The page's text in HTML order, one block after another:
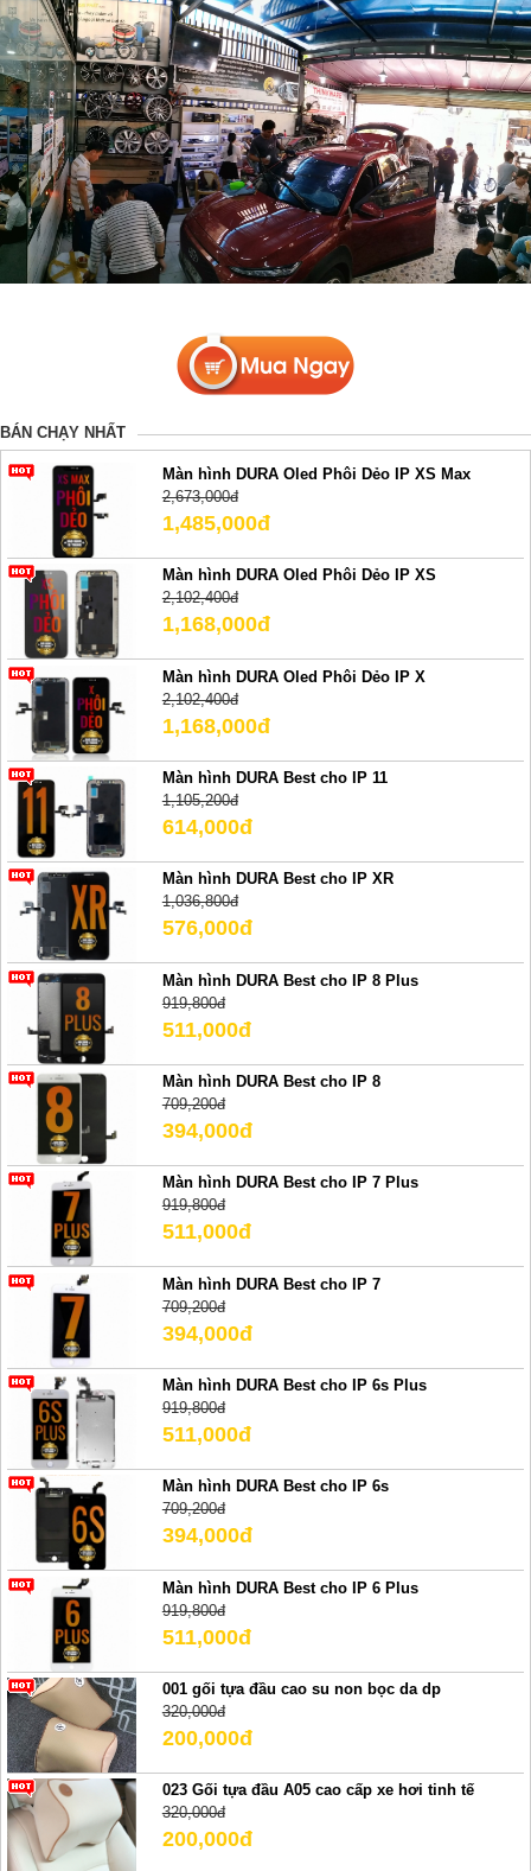
BÁN CHẠY NHẤT
Màn hình DURA Oled Phôi Dẻo IP XS Max
2,673,000đ
1,485,000đ
Màn hình DURA Oled Phôi Dẻo IP XS
2,102,400đ
1,168,000đ
Màn hình DURA Oled Phôi Dẻo IP X
2,102,400đ
1,168,000đ
Màn hình DURA Best cho IP 11
1,105,200đ
614,000đ
Màn hình DURA Best cho IP XR
1,036,800đ
576,000đ
Màn hình DURA Best cho IP 8 Plus
919,800đ
511,000đ
Màn hình DURA Best cho IP 8
709,200đ
394,000đ
Màn hình DURA Best cho IP 7 Plus
919,800đ
511,000đ
Màn hình DURA Best cho IP 7
709,200đ
394,000đ
Màn hình DURA Best cho IP 6s Plus
919,800đ
511,000đ
Màn hình DURA Best cho IP 6s
709,200đ
394,000đ
Màn hình DURA Best cho IP 6 Plus
919,800đ
511,000đ
001 gối tựa đầu cao su non bọc da dp
320,000đ
200,000đ
023 Gối tựa đầu A05 cao cấp xe hơi tinh tế
320,000đ
200,000đ